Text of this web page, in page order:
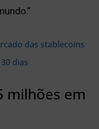
das stablecoins
dias
milhões em